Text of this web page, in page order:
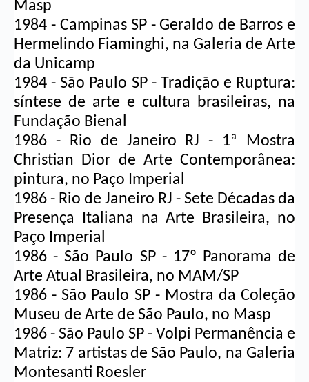
Masp
1984 - Campinas SP - Geraldo de Barros e
Hermelindo Fiaminghi, na Galeria de Arte
da Unicamp
1984 - São Paulo SP - Tradição e Ruptura:
síntese de arte e cultura brasileiras, na
Fundação Bienal
1986 - Rio de Janeiro RJ - 1ª Mostra
Christian Dior de Arte Contemporânea:
pintura, no Paço Imperial
1986 - Rio de Janeiro RJ - Sete Décadas da
Presença Italiana na Arte Brasileira, no
Paço Imperial
1986 - São Paulo SP - 17º Panorama de
Arte Atual Brasileira, no MAM/SP
1986 - São Paulo SP - Mostra da Coleção
Museu de Arte de São Paulo, no Masp
1986 - São Paulo SP - Volpi Permanência e
Matriz: 7 artistas de São Paulo, na Galeria
Montesanti Roesler